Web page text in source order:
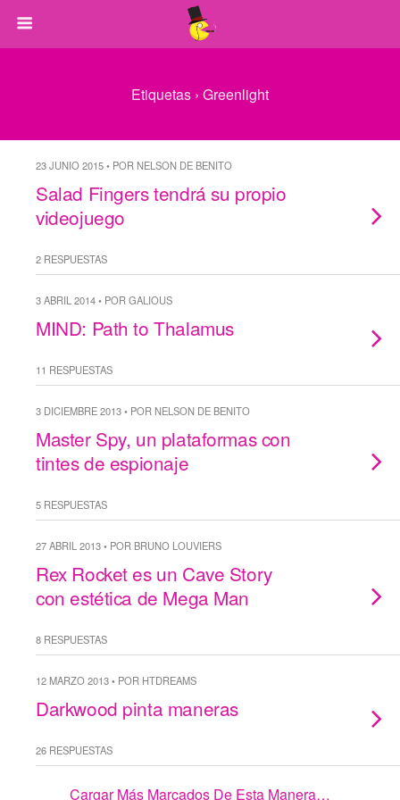
Etiquetas › Greenlight
23 JUNIO 2015 • POR NELSON DE BENITO
Salad Fingers tendrá su propio
videojuego
2 RESPUESTAS
3 ABRIL 2014 • POR GALIOUS
MIND: Path to Thalamus
11 RESPUESTAS
3 DICIEMBRE 2013 • POR NELSON DE BENITO
Master Spy, un plataformas con
tintes de espionaje
5 RESPUESTAS
27 ABRIL 2013 • POR BRUNO LOUVIERS
Rex Rocket es un Cave Story
con estética de Mega Man
8 RESPUESTAS
12 MARZO 2013 • POR HTDREAMS
Darkwood pinta maneras
26 RESPUESTAS
Cargar Más Marcados De Esta Manera…